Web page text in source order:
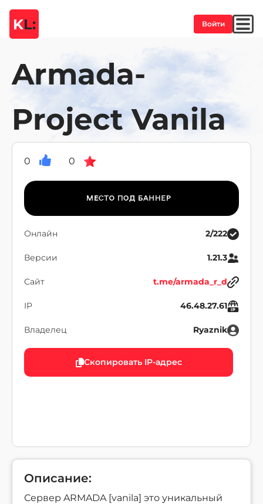
KL: Войти
Armada-
Project Vanila
0 0
Онлайн 2/222
Версии 1.21.3
Сайт t.me/armada_r_d
IP 46.48.27.61
Владелец Ryaznik
Скопировать IP-адрес
Описание:
Сервер ARMADA [vanila] это уникальный